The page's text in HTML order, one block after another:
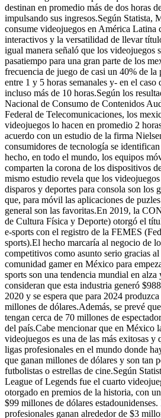
destinan en promedio más de dos horas
impulsando sus ingresos.Según Statista,
consume videojuegos en América Latina
interactivos y la versatilidad de llevar
igual manera señaló que los videojuegos
pasatiempo para una gran parte de los
frecuencia de juego de casi un 40% de la
entre 1 y 5 horas semanales y- en el caso
incluso más de 10 horas.Según los
Nacional de Consumo de Contenidos
Federal de Telecomunicaciones, los
videojuegos lo hacen en promedio 2
acuerdo con un estudio de la firma
consumidores de tecnología se
hecho, en todo el mundo, los equipos
comparten la corona de los dispositivos
mismo estudio revela que los
disparos y deportes para consola son los
que, para móvil las aplicaciones de
general son las favoritas.En 2019, la
de Cultura Física y Deporte) otorgó el
e-sports con el registro de la FEMES
sports).El hecho marcaría al negocio de
competitivos como asunto serio gracias
comunidad gamer en México para
sports son una tendencia mundial en
consideran que esta industria generó
2020 y se espera que para 2024
millones de dólares.Además, se prevé
tengan cerca de 70 millones de
del país.Cabe mencionar que en México
videojuegos es una de las más exitosas y
ligas profesionales en el mundo donde
que ganan millones de dólares y son tan
futbolistas o estrellas de cine.Según
League of Legends fue el cuarto
otorgado en premios de la historia, con
$99 millones de dólares
profesionales ganan alrededor de $3